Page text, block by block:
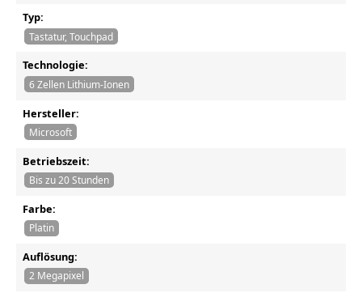
Typ:
Tastatur, Touchpad
Technologie:
6 Zellen Lithium-Ionen
Hersteller:
Microsoft
Betriebszeit:
Bis zu 20 Stunden
Farbe:
Platin
Auflösung:
2 Megapixel